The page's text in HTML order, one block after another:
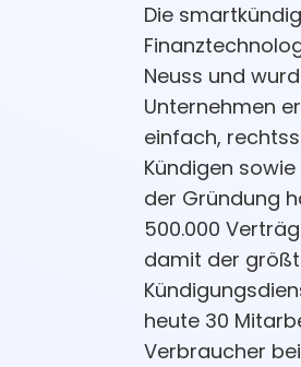
Die
Neuss und
Unternehmen
einfach,
Kündigen
der Gründung
500.000
damit der
heute 30
Verbraucher